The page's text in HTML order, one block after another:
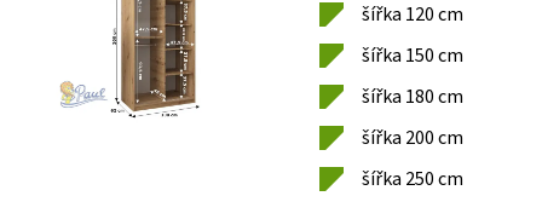
šířka 120 cm
šířka 150 cm
šířka 180 cm
šířka 200 cm
šířka 250 cm